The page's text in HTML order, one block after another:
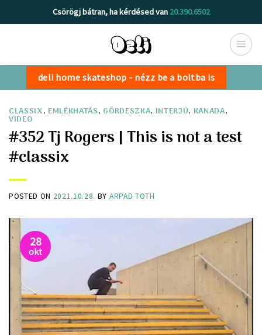
to
Csörögj bátran, ha kérdésed van 20.390.6502
deli home skateshop - nézz be a boltba is
CLASSIX, EMLÉKHATÁS, GÖRDESZKA, INTERJÚ, KANADA,
VIDEO
#352 Tj Rogers | This is not a test
#classix
POSTED ON 2021.10.28. BY ARPAD TOTH
28
okt